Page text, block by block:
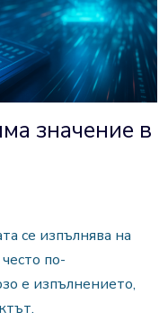
значение в
се изпълнява на
по-
е изпълнението,